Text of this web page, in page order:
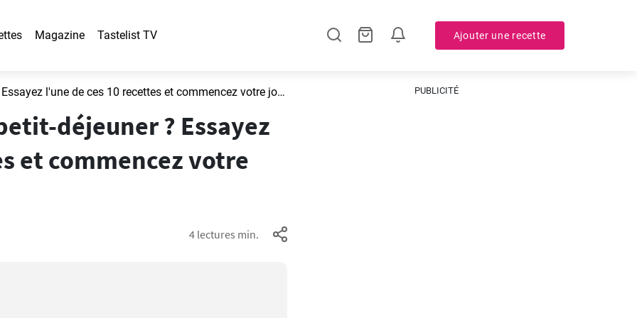
Magazine Tastelist TV Ajouter une recette
Que préparer pour le petit-déjeuner ? Essayez l'une de ces 10 recettes et commencez votre journée en beauté.
déjeuner ? Essayez
et commencez votre
4 lectures min.
PUBLICITÉ